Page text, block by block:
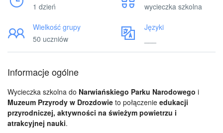
1 dzień
wycieczka szkolna
Wielkość grupy
50 uczniów
Języki
Informacje ogólne
Wycieczka szkolna do Narwiańskiego Parku Narodowego i
Muzeum Przyrody w Drozdowie to połączenie edukacji
przyrodniczej, aktywności na świeżym powietrzu i
atrakcyjnej nauki.